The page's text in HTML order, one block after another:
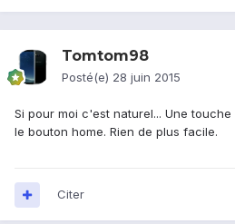
Tomtom98
Posté(e) 28 juin 2015
Si pour moi c'est naturel... Une
le bouton home. Rien de plus facile.
Citer